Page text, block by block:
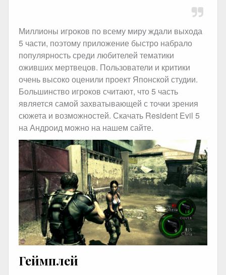
Миллионы игроков по всему миру ждали выхода
5 части, поэтому приложение быстро набрало
популярность среди любителей тематики
оживших мертвецов. Пользователи и критики
очень высоко оценили проект Японской студии.
Большинство игроков считают, что 5 часть
является самой захватывающей с точки зрения
сюжета и возможностей. Скачать Resident Evil 5
на Андроид можно на нашем сайте.
Геймплей